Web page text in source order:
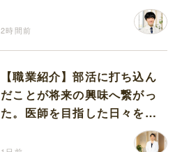
2時間前
【職業紹介】部活に打ち込ん
だことが将来の興味へ繋がっ
た。医師を目指した日々を振